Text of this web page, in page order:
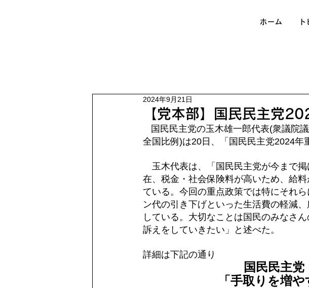
ホーム
【党本部】国民民主党
2024年9月21日
国民民主党の玉木雄一郎代表(衆議院
全国比例)は20日、「国民民主党2024年
玉木代表は、「国民民主党が今まで
在、税金・社会保険料が高いため、給
ている。今回の重点政策では特にそれ
ン代の引き下げといった生活費の軽減
している。大切なことは国民のみなさ
訴えをしていきたい」と述べた。
詳細は下記の通り
国民民主
「手取りを増